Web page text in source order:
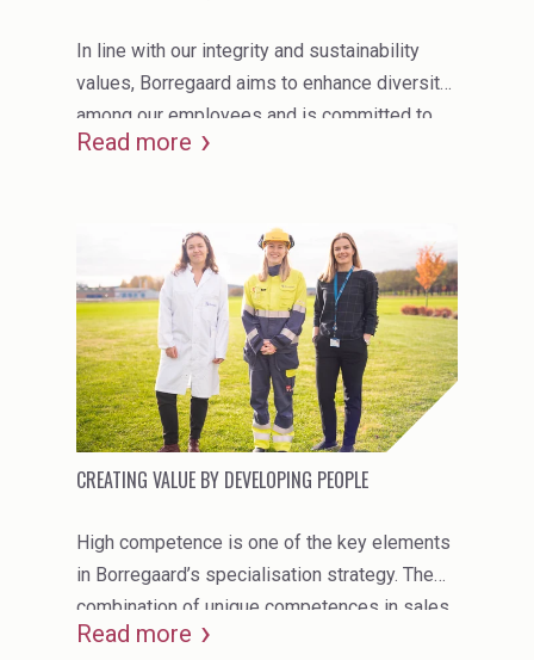
Resins & Adhesives
Water Treatment
In line with our integrity and sustainability
values, Borregaard aims to enhance diversity
among our employees and is committed to
avoiding discrimination based on gender,
Read more
CREATING VALUE BY DEVELOPING PEOPLE
High competence is one of the key elements
in Borregaard’s specialisation strategy. The
combination of unique competences in sales
& marketing, R&D and production drives the
Read more